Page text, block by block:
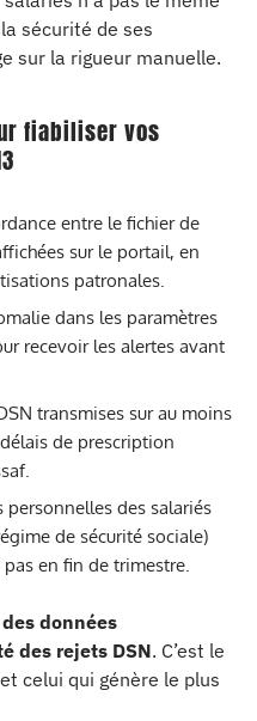
sécurité de ses
sur la rigueur manuelle.
fiabiliser vos
entre le fichier de
sur le portail, en
patronales.
dans les paramètres
recevoir les alertes avant
transmises sur au moins
de prescription
des salariés
de sécurité sociale)
en fin de trimestre.
données
des rejets DSN. C’est le
celui qui génère le plus